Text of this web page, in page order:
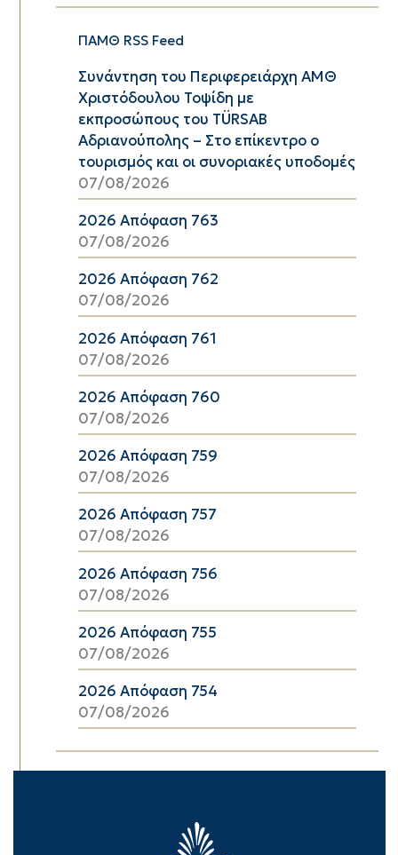
ΠΑΜΘ RSS Feed
Συνάντηση του Περιφερειάρχη ΑΜΘ
Χριστόδουλου Τοψίδη με
εκπροσώπους του TÜRSAB
Αδριανούπολης – Στο επίκεντρο ο
τουρισμός και οι συνοριακές υποδομές
07/08/2026
2026 Απόφαση 763
07/08/2026
2026 Απόφαση 762
07/08/2026
2026 Απόφαση 761
07/08/2026
2026 Απόφαση 760
07/08/2026
2026 Απόφαση 759
07/08/2026
2026 Απόφαση 757
07/08/2026
2026 Απόφαση 756
07/08/2026
2026 Απόφαση 755
07/08/2026
2026 Απόφαση 754
07/08/2026